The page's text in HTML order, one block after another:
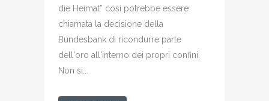
die Heimat” così potrebbe essere
chiamata la decisione della
Bundesbank di ricondurre parte
dell'oro all'interno dei propri confini.
Non si...